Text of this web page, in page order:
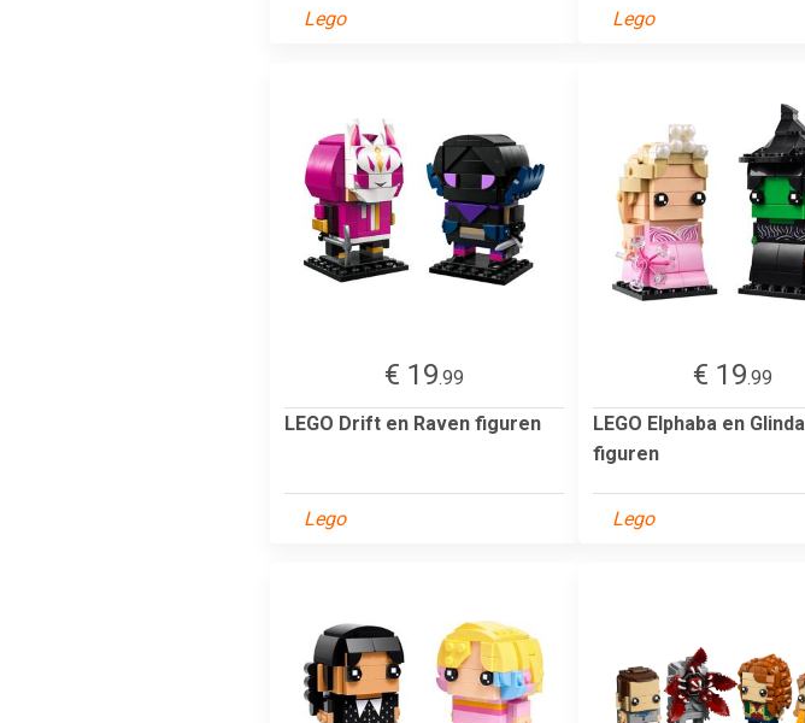
Lego Lego
€ 19.99
LEGO Drift en Raven figuren
Lego
€ 19.99
LEGO Elphaba en Glinda
figuren
Lego